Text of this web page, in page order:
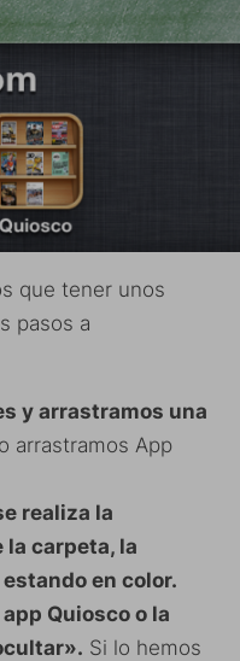
que tener unos
pasos a
y arrastramos una
arrastramos App
realiza la
la carpeta, la
en color.
Quiosco o la
Si lo hemos